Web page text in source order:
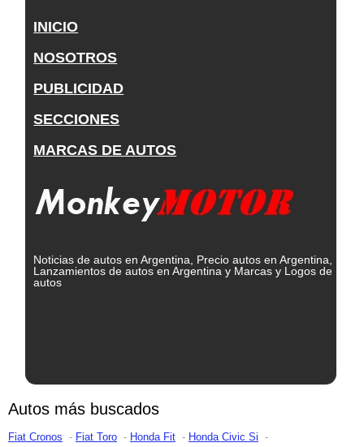
INICIO
NOSOTROS
PUBLICIDAD
SECCIONES
MARCAS DE AUTOS
Noticias de autos en Argentina, Precio autos en Argentina,
Lanzamientos de autos en Argentina y Marcas y Logos de
autos
Autos más buscados
Fiat Cronos Fiat Toro Honda Fit
Honda Civic Si